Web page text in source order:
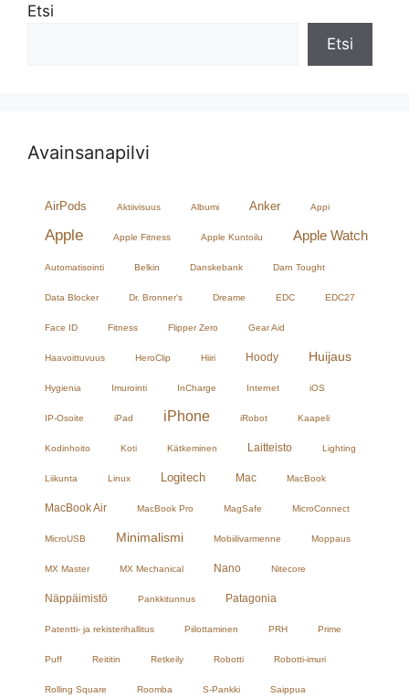
Etsi
Etsi
Avainsanapilvi
AirPods Aktiivisuus Albumi Anker Appi
Apple Apple Fitness Apple Kuntoilu Apple Watch
Automatisointi Belkin Danskebank Darn Tought
Data Blocker Dr. Bronner's Dreame EDC EDC27
Face ID Fitness Flipper Zero Gear Aid
Haavoittuvuus HeroClip Hiiri Hoody Huijaus
Hygienia Imurointi InCharge Internet iOS
IP-Osoite iPad iPhone iRobot Kaapeli
Kodinhoito Koti Kätkeminen Laitteisto Lighting
Liikunta Linux Logitech Mac MacBook
MacBook Air MacBook Pro MagSafe MicroConnect
MicroUSB Minimalismi Mobiilivarmenne Moppaus
MX Master MX Mechanical Nano Nitecore
Näppäimistö Pankkitunnus Patagonia
Patentti- ja rekisterihallitus Piilottaminen PRH Prime
Puff Reititin Retkeily Robotti Robotti-imuri
Rolling Square Roomba S-Pankki Saippua